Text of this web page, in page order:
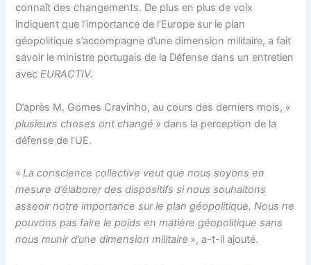
connaît des changements. De plus en plus de voix
indiquent que l’importance de l’Europe sur le plan
géopolitique s’accompagne d’une dimension militaire, a fait
savoir le ministre portugais de la Défense dans un entretien
avecEURACTIV.
D’après M. Gomes Cravinho, au cours des derniers mois, «
plusieurs choses ont changé » dans la perception de la
défense de l’UE.
«La conscience collective veut que nous soyons en
mesure d’élaborer des dispositifs si nous souhaitons
asseoir notre importance sur le plan géopolitique. Nous ne
pouvons pas faire le poids en matière géopolitique sans
nous munir d’une dimension militaire », a-t-il ajouté.